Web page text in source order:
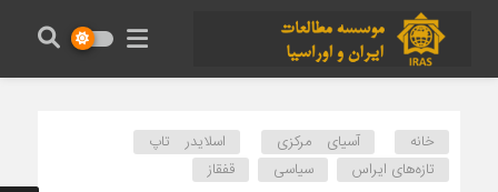
خانه آسیای مرکزی
اسلایدر تاپ
تازه‌های ایراس
سیاسی قفقاز